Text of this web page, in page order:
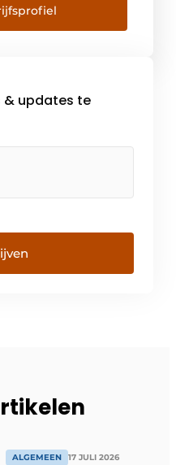
veranda’s,
in België,
Zwitserland,
en
& updates te
ALGEMEEN 17 JULI 2026